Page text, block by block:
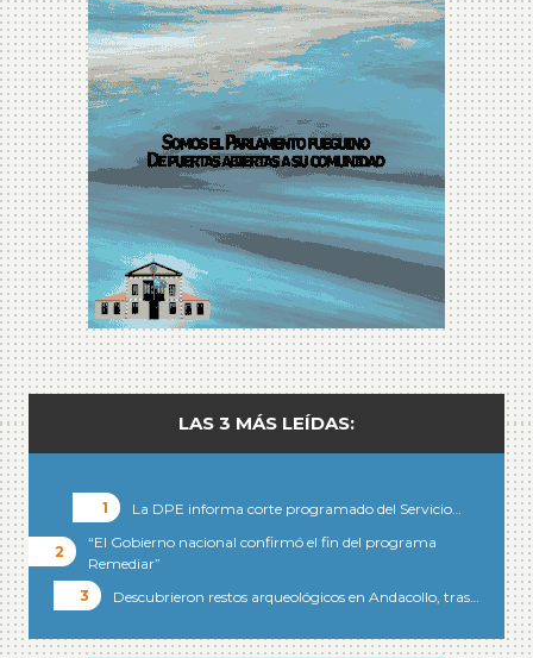
LAS 3 MÁS LEÍDAS:
La DPE informa corte programado del Servicio…
“El Gobierno nacional confirmó el fin del programa
Remediar”
Descubrieron restos arqueológicos en Andacollo, tras…